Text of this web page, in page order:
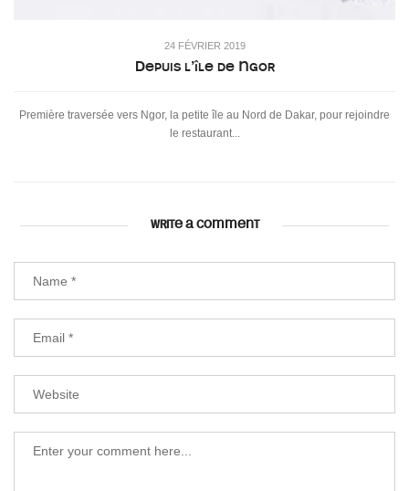
24 FÉVRIER 2019
Depuis l’île de Ngor
Première traversée vers Ngor, la petite île au Nord de Dakar, pour rejoindre
le restaurant...
WRITE A COMMENT